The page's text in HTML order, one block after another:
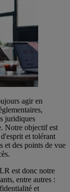
agir en
juridiques
Notre objectif est
et tolérant
et des points de vue
est donc notre
entre autres :
et